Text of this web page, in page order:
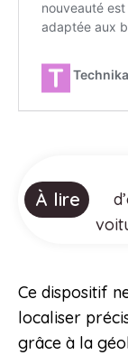
À lire
Ce dispositif
localiser
grâce à la